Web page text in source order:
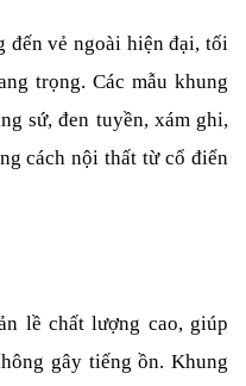
đến vẻ ngoài hiện đại, tối
trọng. Các mẫu khung
sứ, đen tuyền, xám ghi,
cách nội thất từ cổ điển
lề chất lượng cao, giúp
gây tiếng ồn. Khung